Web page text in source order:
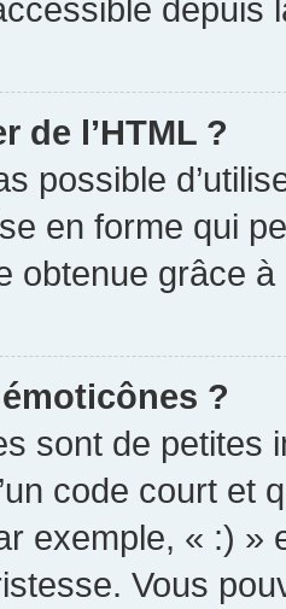
depuis
de l’HTML ?
possible
en forme qui
obtenue grâce à
?
sont de petites
code court et
exemple, « :) »
Vous